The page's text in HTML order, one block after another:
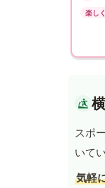
楽し
スポ
いて
気軽